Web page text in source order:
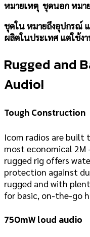
หมายเหตุ ชุดนอก หมา
ชุดใน หมายถึงอุปกรณ์
ผลิตในประเทศ แต่ใช้ง
Rugged and
Audio!
Tough Construction
Icom radios are built
most economical 2M
rugged rig offers
protection against
rugged and with
for basic, on-the-go
750mW loud audio